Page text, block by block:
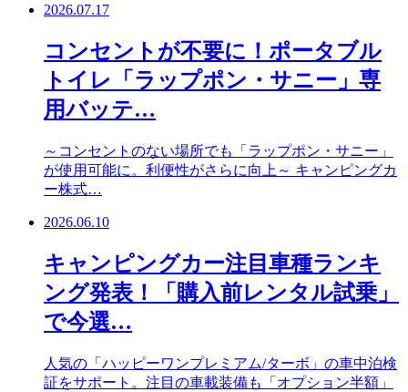
2026.07.17
コンセントが不要に！ポータブル
トイレ「ラップポン・サニー」専
用バッテ…
～コンセントのない場所でも「ラップポン・サニー」
が使用可能に。利便性がさらに向上～ キャンピングカ
ー株式…
2026.06.10
キャンピングカー注目車種ランキ
ング発表！「購入前レンタル試乗」
で今選…
人気の「ハッピーワンプレミアム/ターボ」の車中泊検
証をサポート。注目の車載装備も「オプション半額」